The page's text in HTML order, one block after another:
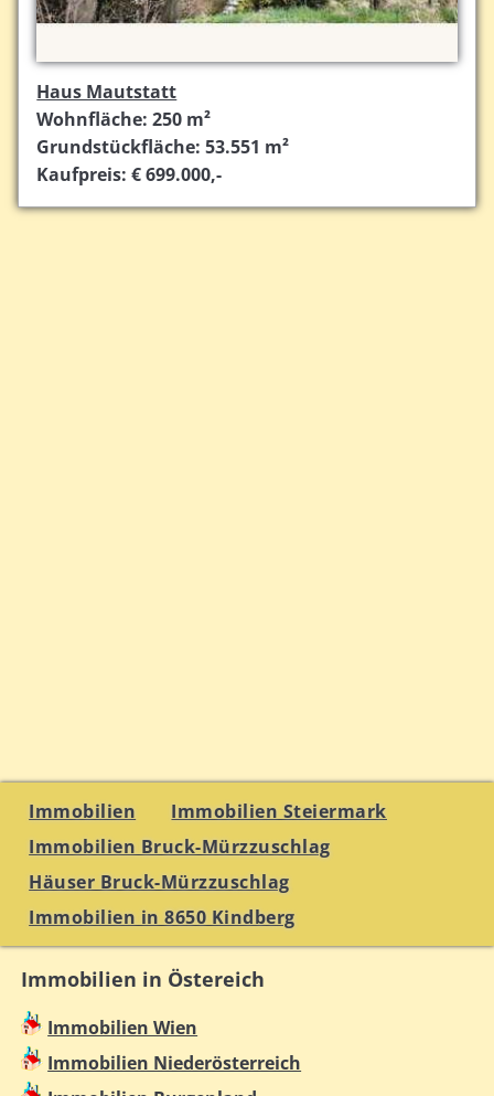
Haus Mautstatt
Wohnfläche: 250 m²
Grundstückfläche: 53.551 m²
Kaufpreis: € 699.000,-
Immobilien
Immobilien Steiermark
Immobilien Bruck-Mürzzuschlag
Häuser Bruck-Mürzzuschlag
Immobilien in 8650 Kindberg
Immobilien in Östereich
Immobilien Wien
Immobilien Niederösterreich